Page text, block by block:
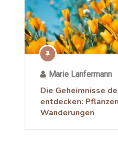
Marie Lanfermann
Die Geheimnisse
entdecken:
Wanderungen